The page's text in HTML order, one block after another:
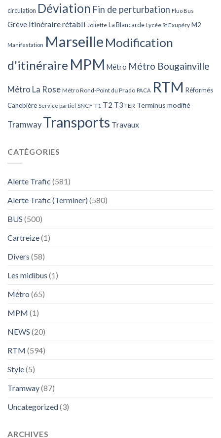
circulation Déviation Fin de perturbation Fluo Bus
Grève Itinéraire rétabli Joliette La Blancarde Lycée St Exupéry M2
Manifestation Marseille Modification
d'itinéraire MPM Métro Métro Bougainville
Métro La Rose Métro Rond-Point du Prado PACA RTM Réformés
Canebière Service partiel SNCF T1 T2 T3 TER Terminus modifié
Tramway Transports Travaux
CATÉGORIES
Alerte Trafic (581)
Alerte Trafic (Terminer) (580)
BUS (500)
Cartreize(1)
Divers (58)
Les midibus (1)
Métro (65)
MPM (1)
NEWS (20)
RTM (594)
Style(5)
Tramway(87)
Uncategorized(3)
ARCHIVES